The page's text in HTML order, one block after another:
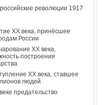
революции 1917
ХХ века, принёсшее
России
ХХ века,
построения
ХХ века, ставшее
людей
предательство